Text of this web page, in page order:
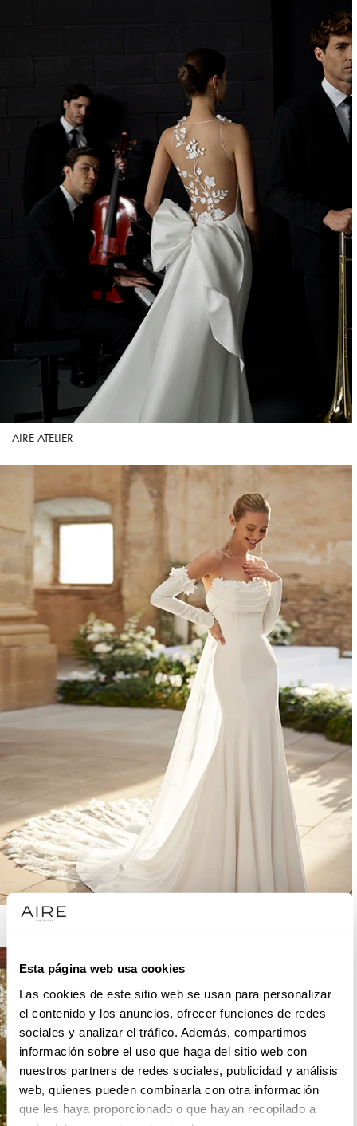
Esta página web usa cookies
Las cookies de este sitio web se usan para personalizar
el contenido y los anuncios, ofrecer funciones de redes
sociales y analizar el tráfico. Además, compartimos
información sobre el uso que haga del sitio web con
nuestros partners de redes sociales, publicidad y análisis
web, quienes pueden combinarla con otra información
que les haya proporcionado o que hayan recopilado a
AIRE ATELIER
AIRE BARCELONA